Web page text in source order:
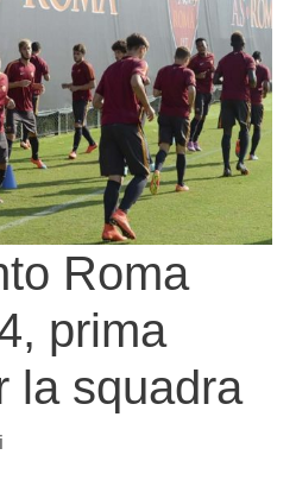
Roma
prima
la squadra